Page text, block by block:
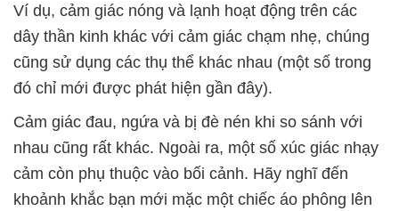
Ví dụ, cảm giác nóng và lạnh hoạt động trên các
dây thần kinh khác với cảm giác chạm nhẹ, chúng
cũng sử dụng các thụ thể khác nhau (một số trong
đó chỉ mới được phát hiện gần đây).
Cảm giác đau, ngứa và bị đè nén khi so sánh với
nhau cũng rất khác. Ngoài ra, một số xúc giác nhạy
cảm còn phụ thuộc vào bối cảnh. Hãy nghĩ đến
khoảnh khắc bạn mới mặc một chiếc áo phông lên